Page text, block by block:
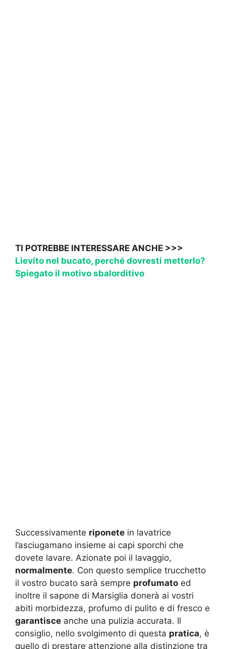
TI POTREBBE INTERESSARE ANCHE >>>
Lievito nel bucato, perché dovresti metterlo?
Spiegato il motivo sbalorditivo
Successivamente riponete in lavatrice
l’asciugamano insieme ai capi sporchi che
dovete lavare. Azionate poi il lavaggio,
normalmente. Con questo semplice trucchetto
il vostro bucato sarà sempre profumato ed
inoltre il sapone di Marsiglia donerà ai vostri
abiti morbidezza, profumo di pulito e di fresco e
garantisce anche una pulizia accurata. Il
consiglio, nello svolgimento di questa pratica, è
quello di prestare attenzione alla distinzione tra